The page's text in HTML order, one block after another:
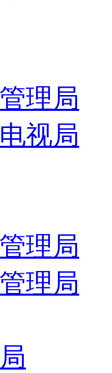
理局
视局
理局
理局